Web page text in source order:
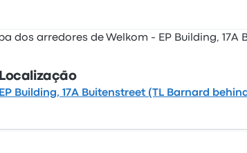
Localização
EP Building, 17A Buitenstreet (TL Barnard